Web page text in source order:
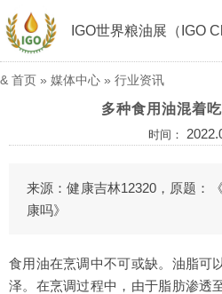
IGO世界粮油展（IGO
& 首页 » 媒体中心 » 行业资讯
多种食用油混着
时间：
来源：健康吉林12320，原题：
康吗》
食用油在烹调中不可或缺。油脂可
泽。在烹调过程中，由于脂肪渗透